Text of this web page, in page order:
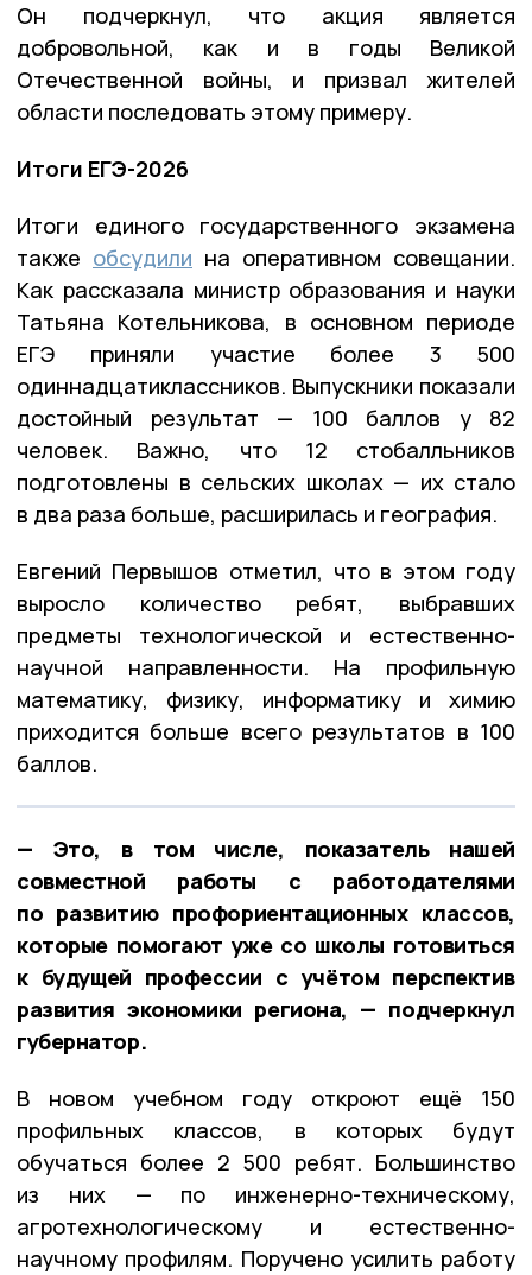
Он подчеркнул, что акция является
добровольной, как и в годы Великой
Отечественной войны, и призвал жителей
области последовать этому примеру.
Итоги ЕГЭ-2026
Итоги единого государственного экзамена
также обсудили на оперативном совещании.
Как рассказала министр образования и науки
Татьяна Котельникова, в основном периоде
ЕГЭ приняли участие более 3 500
одиннадцатиклассников. Выпускники показали
достойный результат — 100 баллов у 82
человек. Важно, что 12 стобалльников
подготовлены в сельских школах — их стало
в два раза больше, расширилась и география.
Евгений Первышов отметил, что в этом году
выросло количество ребят, выбравших
предметы технологической и естественно-
научной направленности. На профильную
математику, физику, информатику и химию
приходится больше всего результатов в 100
баллов.
— Это, в том числе, показатель нашей
совместной работы с работодателями
по развитию профориентационных классов,
которые помогают уже со школы готовиться
к будущей профессии с учётом перспектив
развития экономики региона, — подчеркнул
губернатор.
В новом учебном году откроют ещё 150
профильных классов, в которых будут
обучаться более 2 500 ребят. Большинство
из них — по инженерно-техническому,
агротехнологическому и естественно-
научному профилям. Поручено усилить работу